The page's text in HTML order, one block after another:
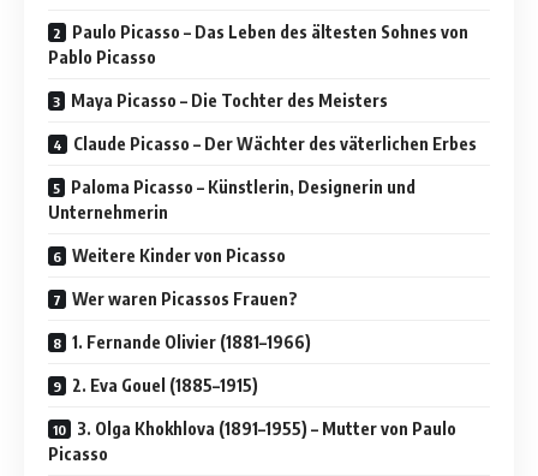
Paulo Picasso – Das Leben des ältesten Sohnes von
Pablo Picasso
Maya Picasso – Die Tochter des Meisters
Claude Picasso – Der Wächter des väterlichen Erbes
Paloma Picasso – Künstlerin, Designerin und
Unternehmerin
Weitere Kinder von Picasso
Wer waren Picassos Frauen?
1. Fernande Olivier (1881–1966)
2. Eva Gouel (1885–1915)
3. Olga Khokhlova (1891–1955) – Mutter von Paulo
Picasso